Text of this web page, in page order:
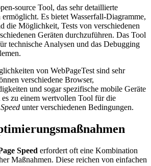
source Tool, das sehr detaillierte
Es bietet Wasserfall-Diagramme,
die Möglichkeit, Tests von verschiedenen
Geräten durchzuführen. Das Tool
technische Analysen und das Debugging
von WebPageTest sind sehr
verschiedene Browser,
und sogar spezifische mobile Geräte
zu einem wertvollen Tool für die
unter verschiedenen Bedingungen.
Speed erfordert oft eine Kombination
Maßnahmen. Diese reichen von einfachen